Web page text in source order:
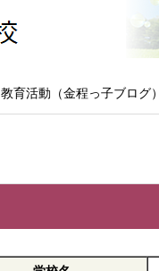
教育活動（金程っ子ブログ）